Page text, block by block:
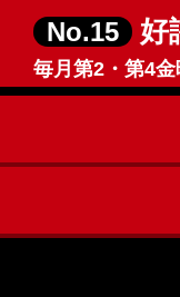
No.15 好
毎月第2・第4